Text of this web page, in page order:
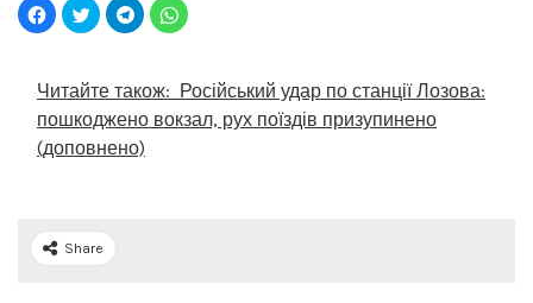
Читайте також: Російський удар по станції Лозова:
пошкоджено вокзал, рух поїздів призупинено
(доповнено)
Share